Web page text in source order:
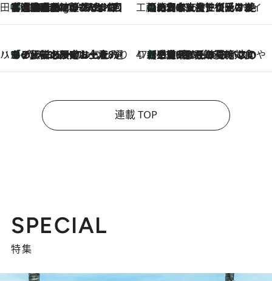
田中稲の勝手に再ブーム
1 Hour Ago
「湘南乃風に憧れて」観客大盛上がりの“タオル回し”に、ラッパー顔負けの高速歌唱まで…さだまさし（74）のアグレッシブすぎる現在地 工藤まやのおもてなしハワイ
2026.8.6
【ハワイ土産】ローカルの絶大な支持で復活！ 絶品の幻クッキー《元ファンの日本人女性が受け継いだ名店》
ハワイ賢者 リサのお気に入りリスト2026.8.6
あの伝説の限定トートも！ リニューアルした「ディーン＆デルーカ ハワイ」で必須のお土産8選 47都道府県の手みやげ ひんやりスイーツで夏を満喫
2026.8.6
【三重県】この夏絶対食べたい 冷やしておいしいおやつ3選 お餅×アイスの新感覚スイーツ
連載 TOP
SPECIAL
特集